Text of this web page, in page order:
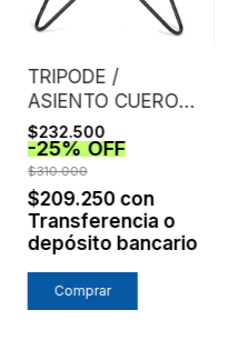
TRIPODE /
ASIENTO CUERO
ENGRASADO /
GRIS
$232.500
-25%OFF
$310.000
$209.250 con
Transferencia o
depósito bancario
Comprar